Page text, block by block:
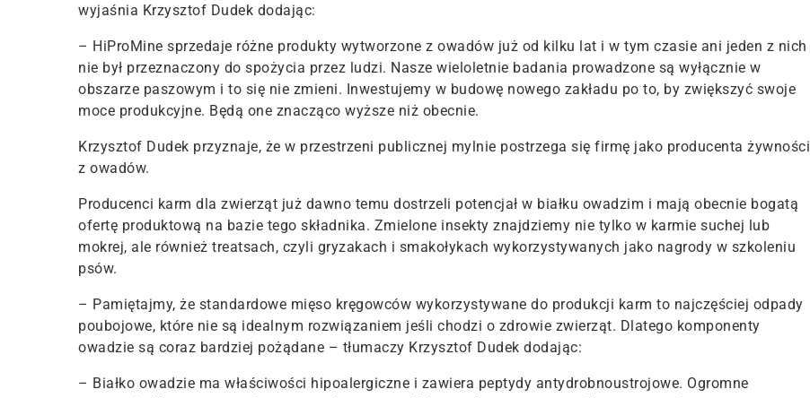
wyjaśnia Krzysztof Dudek dodając:
– HiProMine sprzedaje różne produkty wytworzone z owadów już od kilku lat i w tym czasie ani jeden z nich
nie był przeznaczony do spożycia przez ludzi. Nasze wieloletnie badania prowadzone są wyłącznie w
obszarze paszowym i to się nie zmieni. Inwestujemy w budowę nowego zakładu po to, by zwiększyć swoje
moce produkcyjne. Będą one znacząco wyższe niż obecnie.
Krzysztof Dudek przyznaje, że w przestrzeni publicznej mylnie postrzega się firmę jako producenta żywności
z owadów.
Producenci karm dla zwierząt już dawno temu dostrzeli potencjał w białku owadzim i mają obecnie bogatą
ofertę produktową na bazie tego składnika. Zmielone insekty znajdziemy nie tylko w karmie suchej lub
mokrej, ale również treatsach, czyli gryzakach i smakołykach wykorzystywanych jako nagrody w szkoleniu
psów.
– Pamiętajmy, że standardowe mięso kręgowców wykorzystywane do produkcji karm to najczęściej odpady
poubojowe, które nie są idealnym rozwiązaniem jeśli chodzi o zdrowie zwierząt. Dlatego komponenty
owadzie są coraz bardziej pożądane – tłumaczy Krzysztof Dudek dodając:
– Białko owadzie ma właściwości hipoalergiczne i zawiera peptydy antydrobnoustrojowe. Ogromne